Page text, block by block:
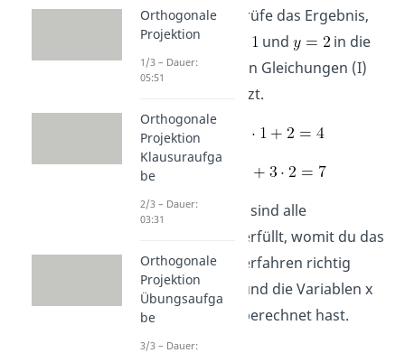
Probe:Überprüfe das Ergebnis,
indem du
und
in die
ursprünglichen Gleichungen (I)
und (II) einsetzt.
Wie du siehst, sind alle
Gleichungen erfüllt, womit du das
Einsetzungsverfahren richtig
angewendet und die Variablen x
und y richtig berechnet hast.
Orthogonale
Projektion
1/3 – Dauer:
05:51
Orthogonale
Projektion
Klausuraufga
be
2/3 – Dauer:
03:31
Orthogonale
Projektion
Übungsaufga
be
3/3 – Dauer: